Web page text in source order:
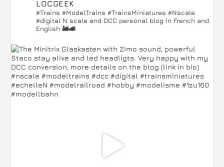
LOCGEEK
#Trains #ModelTrains #TrainsMiniatures #Nscale
#digital N scale and DCC personal blog in French and
English 🚂🚅